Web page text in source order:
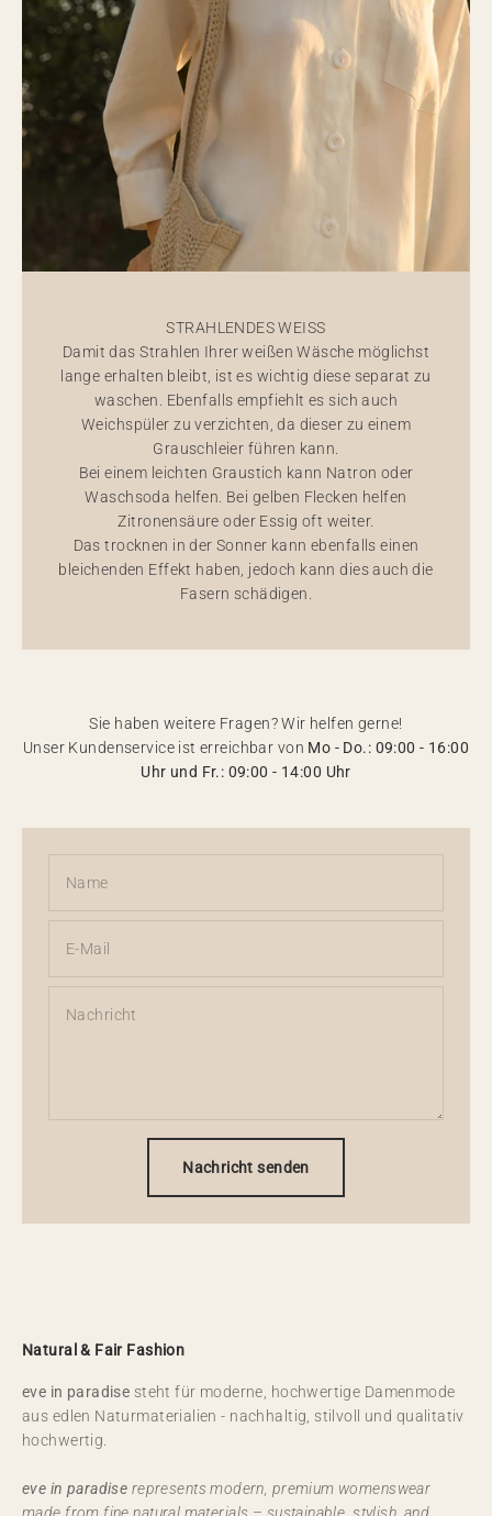
STRAHLENDES WEISS
Damit das Strahlen Ihrer weißen Wäsche möglichst
lange erhalten bleibt, ist es wichtig diese separat zu
waschen. Ebenfalls empfiehlt es sich auch
Weichspüler zu verzichten, da dieser zu einem
Grauschleier führen kann.
Bei einem leichten Graustich kann Natron oder
Waschsoda helfen. Bei gelben Flecken helfen
Zitronensäure oder Essig oft weiter.
Das trocknen in der Sonner kann ebenfalls einen
bleichenden Effekt haben, jedoch kann dies auch die
Fasern schädigen.
Sie haben weitere Fragen? Wir helfen gerne!
Unser Kundenservice ist erreichbar von Mo - Do.: 09:00 - 16:00
Uhr und Fr.: 09:00 - 14:00 Uhr
Name
E-Mail
Nachricht
Nachricht senden
Natural & Fair Fashion
eve in paradise steht für moderne, hochwertige Damenmode
aus edlen Naturmaterialien - nachhaltig, stilvoll und qualitativ
hochwertig.
eve in paradise represents modern, premium womenswear